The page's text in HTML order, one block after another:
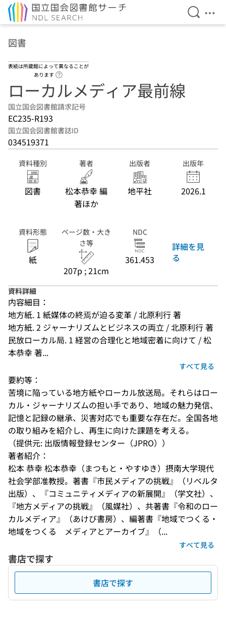
検索を
メ
図書
表紙は所蔵館によって異なることが
あります
ローカルメディア最前線
国立国会図書館請求記号
EC235-R193
国立国会図書館書誌ID
034519371
資料種別
図書
著者
松本恭幸 編
著ほか
出版者
地平社
出版年
2026.1
資料形態
紙
ページ数・大き
さ等
207p ; 21cm
NDC
361.453
詳細を見
る
資料詳細
内容細目：
地方紙. 1 紙媒体の終焉が迫る変革 / 北原利行 著
地方紙. 2 ジャーナリズムとビジネスの両立 / 北原利行 著
民放ローカル局. 1 経営の合理化と地域密着に向けて / 松
本恭幸 著...
すべて見る
要約等：
苦境に陥っている地方紙やローカル放送局。それらはロー
カル・ジャーナリズムの担い手であり、地域の魅力発信、
記憶と記録の継承、災害対応でも重要な存在だ。全国各地
の取り組みを紹介し、再生に向けた課題を考える。
（提供元: 出版情報登録センター（JPRO））
著者紹介：
松本 恭幸 松本恭幸（まつもと・やすゆき）摂南大学現代
社会学部准教授。著書『市民メディアの挑戦』（リベルタ
出版）、『コミュニティメディアの新展開』（学文社）、
『地方メディアの挑戦』（風媒社）、共著書『令和のロー
カルメディア』（あけび書房）、編著書『地域でつくる・
地域をつくる　メディアとアーカイブ』（...
すべて見る
書店で探す
書店で探す